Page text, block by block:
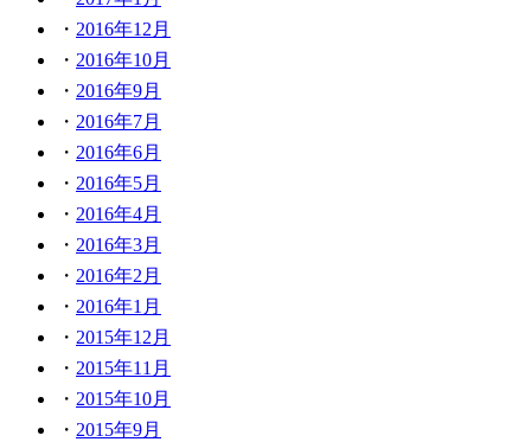
2016年12月
2016年10月
2016年9月
2016年7月
2016年6月
2016年5月
2016年4月
2016年3月
2016年2月
2016年1月
2015年12月
2015年11月
2015年10月
2015年9月